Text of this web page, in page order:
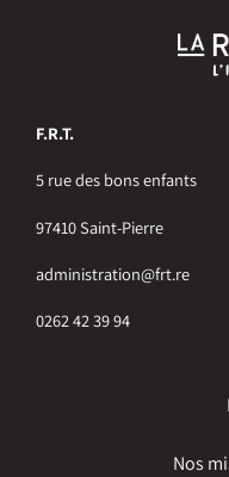
F.R.T.
5 rue des bons enfants
97410 Saint-Pierre
administration@frt.re
0262 42 39 94
Nos